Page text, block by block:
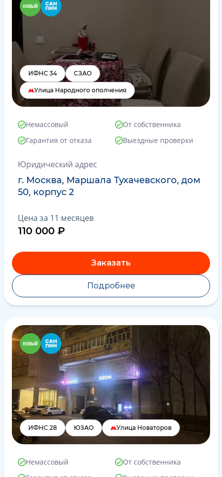
ИФНС 34 СЗАО
Улица Народного ополчения
Немассовый
От собственника
Гарантия от отказа
Выездные проверки
Юридический адрес
г. Москва, Маршала Тухачевского, дом
50, корпус 2
Цена за 11 месяцев
110 000 ₽
Заказать
Подробнее
ИФНС 28 ЮЗАО Улица Новаторов
Немассовый
От собственника